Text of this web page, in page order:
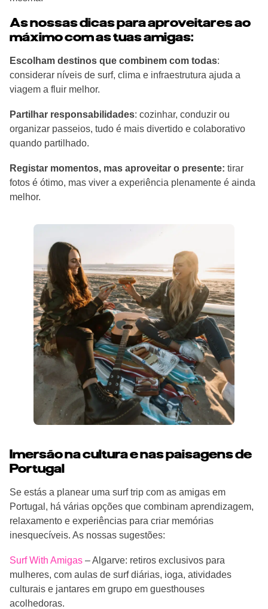
As nossas dicas para aproveitares ao
máximo com as tuas amigas:
Escolham destinos que combinem com todas:
considerar níveis de surf, clima e infraestrutura ajuda a
viagem a fluir melhor.
Partilhar responsabilidades: cozinhar, conduzir ou
organizar passeios, tudo é mais divertido e colaborativo
quando partilhado.
Registar momentos, mas aproveitar o presente: tirar
fotos é ótimo, mas viver a experiência plenamente é ainda
melhor.
Imersão na cultura e nas paisagens de
Portugal
Se estás a planear uma surf trip com as amigas em
Portugal, há várias opções que combinam aprendizagem,
relaxamento e experiências para criar memórias
inesquecíveis. As nossas sugestões:
Surf With Amigas – Algarve: retiros exclusivos para
mulheres, com aulas de surf diárias, ioga, atividades
culturais e jantares em grupo em guesthouses
acolhedoras.